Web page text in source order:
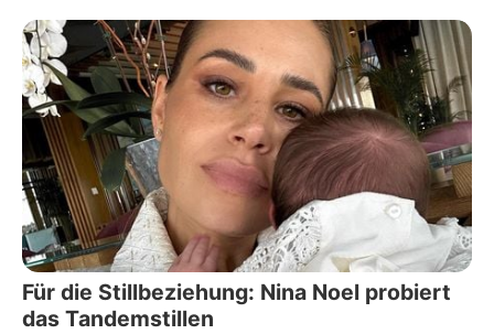
Für die Stillbeziehung: Nina Noel probiert
das Tandemstillen